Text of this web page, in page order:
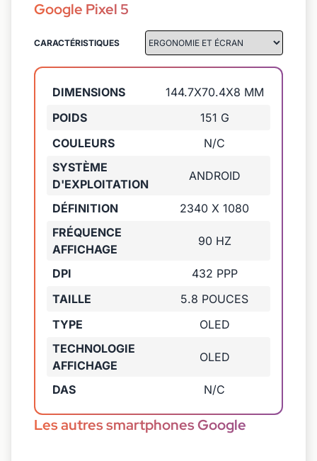
Google Pixel 5
CARACTÉRISTIQUES
DIMENSIONS
144.7X70.4X8 MM
POIDS
151 G
COULEURS
N/C
SYSTÈME
D'EXPLOITATION
ANDROID
DÉFINITION
2340 X 1080
FRÉQUENCE
AFFICHAGE
90 HZ
DPI
432 PPP
TAILLE
5.8 POUCES
TYPE
OLED
TECHNOLOGIE
AFFICHAGE
OLED
DAS N/C
Les autres smartphones Google